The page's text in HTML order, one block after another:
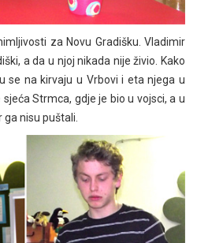
za Novu Gradišku. Vladimir
a da u njoj nikada nije živio. Kako
se na kirvaju u Vrbovi i eta njega u
Strmca, gdje je bio u vojsci, a u
nisu puštali.